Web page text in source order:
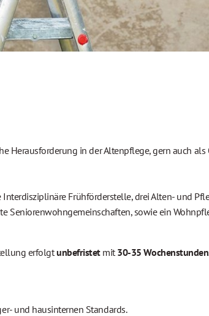
Herausforderung in der Altenpflege, gern auch als
Frühförderstelle, drei Alten- und
Seniorenwohngemeinschaften, sowie ein
erfolgtunbefristetmit30-35 Wochenstunden
und hausinternen Standards.